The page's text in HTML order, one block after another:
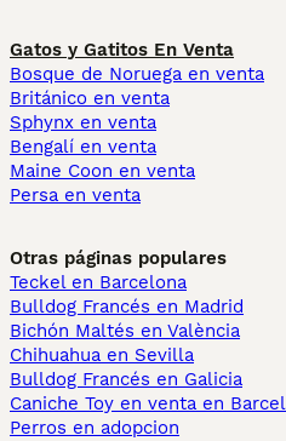
Gatos y Gatitos En Venta
Bosque de Noruega en venta
Británico en venta
Sphynx en venta
Bengalí en venta
Maine Coon en venta
Persa en venta
Otras páginas populares
Teckel en Barcelona
Bulldog Francés en Madrid
Bichón Maltés en València
Chihuahua en Sevilla
Bulldog Francés en Galicia
Caniche Toy en venta en
Perros en adopcion